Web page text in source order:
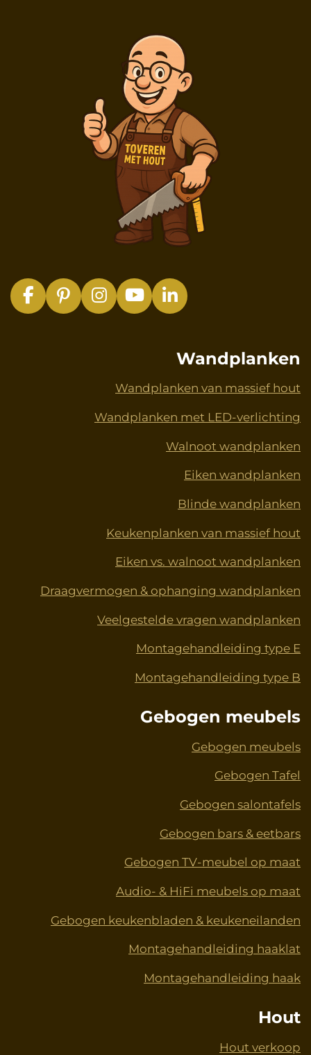
F
a
P
i
I
n
a
Y
o
b
L
i
k
d
n
Wandplanken
Wandplanken van massief hout
Wandplanken met LED-verlichting
Walnoot wandplanken
Eiken wandplanken
Blinde wandplanken
Keukenplanken van massief hout
Eiken vs. walnoot wandplanken
Draagvermogen & ophanging wandplanken
Veelgestelde vragen wandplanken
Montagehandleiding type E
Montagehandleiding type B
Gebogen meubels
Gebogen meubels
Gebogen Tafel
Gebogen salontafels
Gebogen bars & eetbars
Gebogen TV-meubel op maat
Audio- & HiFi meubels op maat
Gebogen keukenbladen & keukeneilanden
Montagehandleiding haaklat
Montagehandleiding haak
Hout
Hout verkoop